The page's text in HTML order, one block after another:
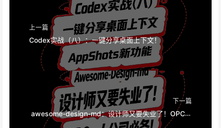
上一篇
Codex实战（八）：一键分享桌面上下文！
下一篇
awesome-design-md：设计师又要失业了！OPC一